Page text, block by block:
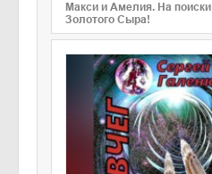
Макси и Амелия. На поиски
Золотого Сыра!